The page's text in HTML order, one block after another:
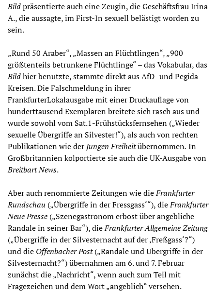
Bildpräsentierte auch eine Zeugin, die Geschäftsfrau Irina
A., die aussagte, im First-In sexuell belästigt worden zu
sein.
„Rund 50 Araber“, „Massen an Flüchtlingen“, „900
größtenteils betrunkene Flüchtlinge“ – das Vokabular, das
Bildhier benutzte, stammte direkt aus AfD- und Pegida-
Kreisen. Die Falschmeldung in ihrer
FrankfurterLokalausgabe mit einer Druckauflage von
hunderttausend Exemplaren breitete sich rasch aus und
wurde sowohl vom Sat.1-Frühstücksfernsehen („Wieder
sexuelle Übergriffe an Silvester!“), als auch von rechten
Publikationen wie der Jungen Freiheitübernommen. In
Großbritannien kolportierte sie auch die UK-Ausgabe von
Breitbart News.
Aber auch renommierte Zeitungen wie dieFrankfurter
Rundschau („Übergriffe in der Fressgass‘“), dieFrankfurter
Neue Presse („Szenegastronom erbost über angebliche
Randale in seiner Bar“), dieFrankfurter Allgemeine Zeitung
(„Übergriffe in der Silvesternacht auf der ‚Freßgass‘?“)
und die Offenbacher Post(„Randale und Übergriffe in der
Silvesternacht?“) übernahmen am 6. und 7. Februar
zunächst die „Nachricht“, wenn auch zum Teil mit
Fragezeichen und dem Wort „angeblich“ versehen.